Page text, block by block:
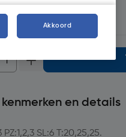
en details
SL:6 T:20,25,25.
Akkoord